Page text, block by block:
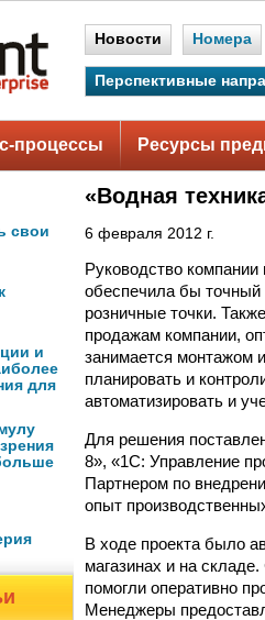
Новости Номера
Перспективные
процессы Ресурсы
свои
и
для
«Водная
6 февраля 2012 г.
Руководство
обеспечила бы точный
розничные точки.
продажам компании,
занимается монтажом
планировать и
автоматизировать и
Для решения
8», «1С: Управление
Партнером по
опыт
В ходе проекта было
магазинах и на
помогли оперативно
Менеджеры